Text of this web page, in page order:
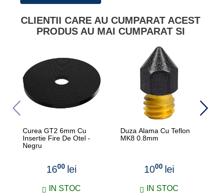
CLIENTII CARE AU CUMPARAT ACEST
PRODUS AU MAI CUMPARAT SI
Curea GT2 6mm Cu
Insertie Fire De Otel -
Negru
1600 lei
IN STOC
Duza Alama Cu Teflon
MK8 0.8mm
1000 lei
IN STOC